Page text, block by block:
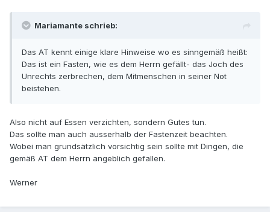
Mariamante schrieb:
Das AT kennt einige klare Hinweise wo es sinngemäß heißt:
Das ist ein Fasten, wie es dem Herrn gefällt- das Joch des
Unrechts zerbrechen, dem Mitmenschen in seiner Not
beistehen.
Also nicht auf Essen verzichten, sondern Gutes tun.
Das sollte man auch ausserhalb der Fastenzeit beachten.
Wobei man grundsätzlich vorsichtig sein sollte mit Dingen, die
gemäß AT dem Herrn angeblich gefallen.
Werner